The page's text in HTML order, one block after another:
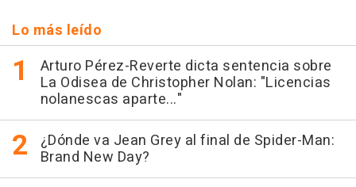
Lo más leído
Arturo Pérez-Reverte dicta sentencia sobre
La Odisea de Christopher Nolan: "Licencias
nolanescas aparte..."
¿Dónde va Jean Grey al final de Spider-Man:
Brand New Day?